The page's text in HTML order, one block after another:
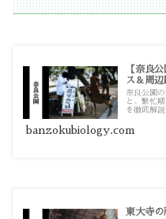
【奈良
ス＆周
奈良公園
と、繁忙
を徹底解
banzokubiology.com
東大寺